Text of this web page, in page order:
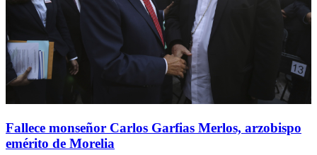
Fallece monseñor Carlos Garfias Merlos, arzobispo
emérito de Morelia